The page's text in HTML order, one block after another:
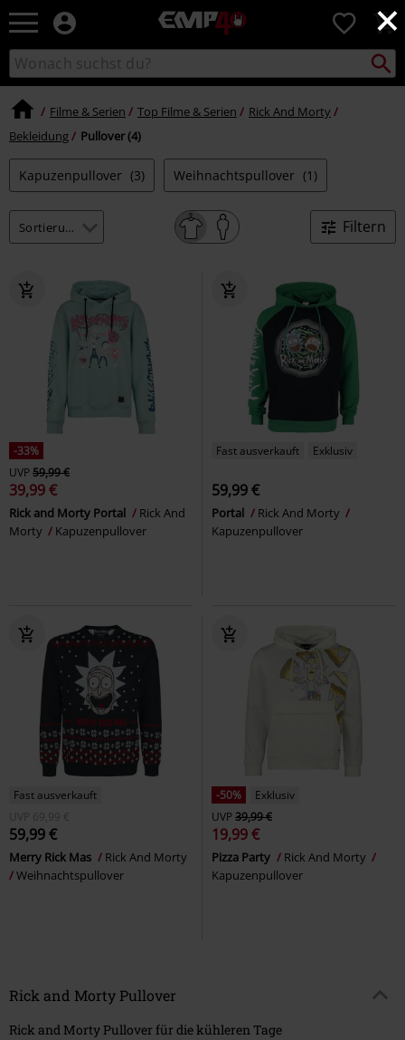
×
EMP
Merchandise
-
Shop
für
Entertainment
0
Katalog
durchsuchen
suchen
Filme & Serien Top Filme & Serien
Rick And Morty
Bekleidung
Pullover (4)
Kapuzenpullover (3) Weihnachtspullover (1)
Filtern
-33%
UVP59,99 €
39,99 €
Rick and Morty Portal
Rick And
Morty
Kapuzenpullover
Fast ausverkauft Exklusiv
59,99 €
Portal
Rick And Morty
Kapuzenpullover
Fast ausverkauft
UVP
69,99 €
59,99 €
Merry Rick Mas
Rick And Morty
Weihnachtspullover
-50%
Exklusiv
UVP39,99 €
19,99 €
Pizza Party
Rick And Morty
Kapuzenpullover
Rick and Morty Pullover
Rick and Morty Pullover für die kühleren Tage